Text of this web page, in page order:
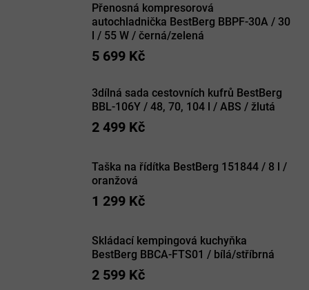
Přenosná kompresorová
autochladnička BestBerg BBPF-30A / 30
l / 55 W / černá/zelená
5 699 Kč
3dílná sada cestovních kufrů BestBerg
BBL-106Y / 48, 70, 104 l / ABS / žlutá
2 499 Kč
Taška na řídítka BestBerg 151844 / 8 l /
oranžová
1 299 Kč
Skládací kempingová kuchyňka
BestBerg BBCA-FTS01 / bílá/stříbrná
2 599 Kč